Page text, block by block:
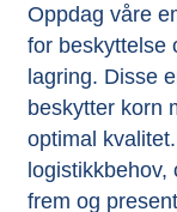
Oppdag våre
for beskyttelse
lagring. Disse
beskytter korn
optimal
logistikkbehov,
frem og